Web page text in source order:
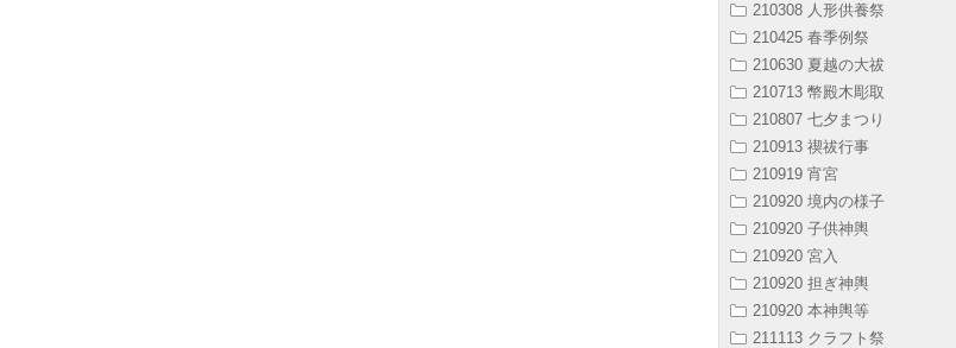
210308 人形供養祭
210425 春季例祭
210630 夏越の大祓
210713 幣殿木彫取
210807 七夕まつり
210913 禊祓行事
210919 宵宮
210920 境内の様子
210920 子供神輿
210920 宮入
210920 担ぎ神輿
210920 本神輿等
211113 クラフト祭